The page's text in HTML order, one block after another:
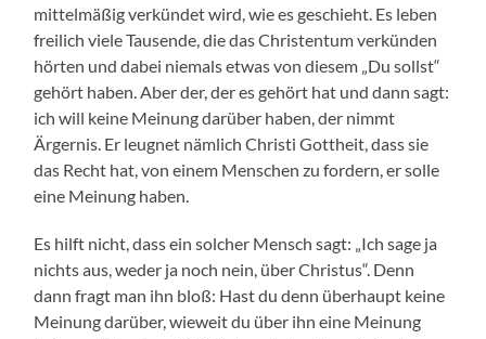
mittelmäßig verkündet wird, wie es geschieht. Es leben
freilich viele Tausende, die das Christentum verkünden
hörten und dabei niemals etwas von diesem „Du sollst“
gehört haben. Aber der, der es gehört hat und dann sagt:
ich will keine Meinung darüber haben, der nimmt
Ärgernis. Er leugnet nämlich Christi Gottheit, dass sie
das Recht hat, von einem Menschen zu fordern, er solle
eine Meinung haben.
Es hilft nicht, dass ein solcher Mensch sagt: „Ich sage ja
nichts aus, weder ja noch nein, über Christus“. Denn
dann fragt man ihn bloß: Hast du denn überhaupt keine
Meinung darüber, wieweit du über ihn eine Meinung